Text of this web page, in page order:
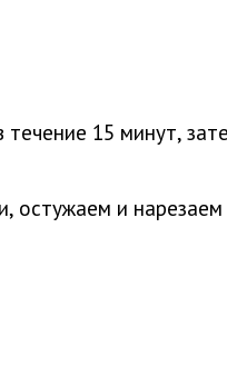
15 минут,
остужаем и